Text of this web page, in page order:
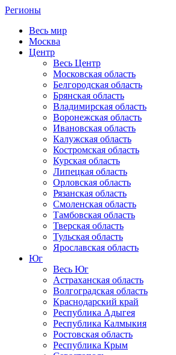
Регионы
Весь мир
Москва
Центр
Весь Центр
Московская область
Белгородская область
Брянская область
Владимирская область
Воронежская область
Ивановская область
Калужская область
Костромская область
Курская область
Липецкая область
Орловская область
Рязанская область
Смоленская область
Тамбовская область
Тверская область
Тульская область
Ярославская область
Юг
Весь Юг
Астраханская область
Волгоградская область
Краснодарский край
Республика Адыгея
Республика Калмыкия
Ростовская область
Республика Крым